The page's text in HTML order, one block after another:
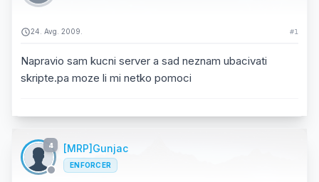
24. Avg. 2009. #1
Napravio sam kucni server a sad neznam ubacivati
skripte.pa moze li mi netko pomoci
4 [MRP]Gunjac
ENFORCER